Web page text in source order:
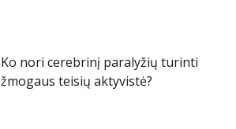
Ko nori cerebrinį paralyžių turinti
žmogaus teisių aktyvistė?